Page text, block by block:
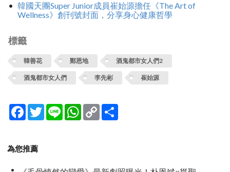
韓國天團Super Junior成員崔始源擔任《The Art of
Wellness》創刊號封面，分享身心健康哲學
標籤
韓善花 鄭恩地 酒鬼都市女人們2
酒鬼都市女人們 李先彬 崔始源
Facebook
TwitterLine WhatsApp
Copy
Link
為您推薦